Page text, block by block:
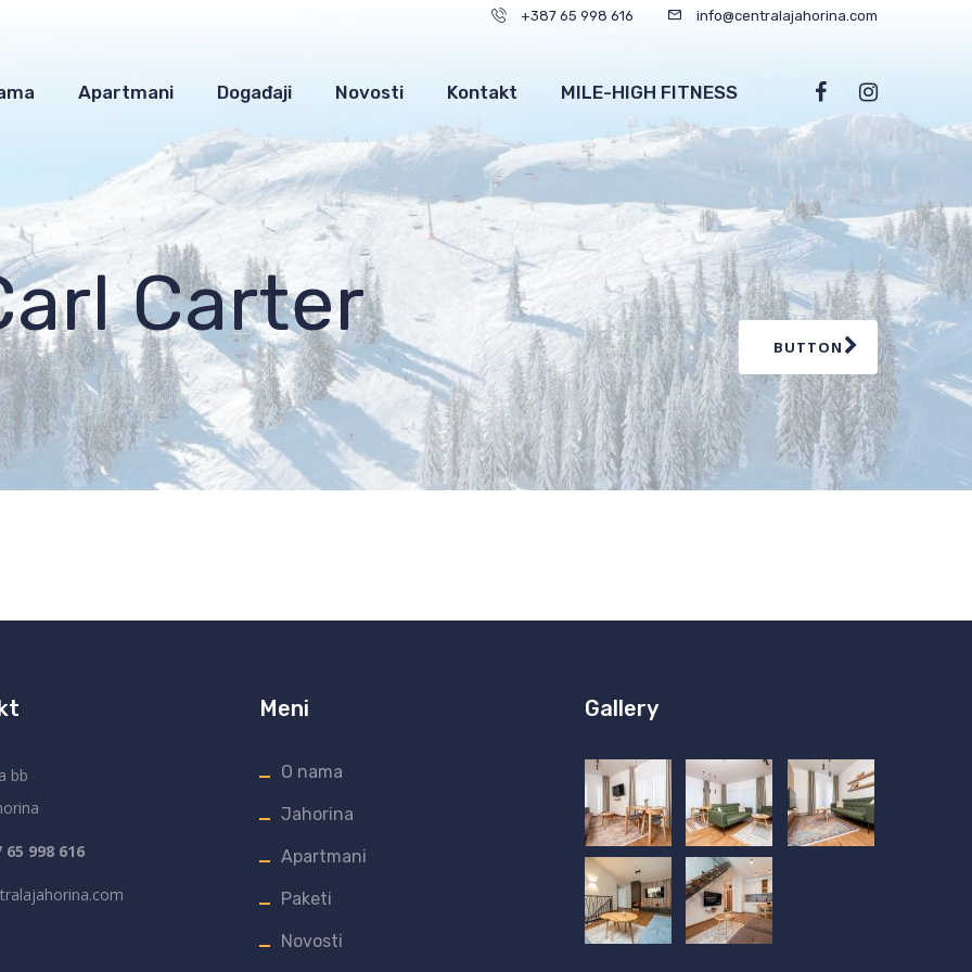
+387 65 998 616 info@centralajahorina.com
Apartmani Događaji Novosti Kontakt MILE-HIGH FITNESS
Carter BUTTON
bb
65 998 616
Meni
O nama
Jahorina
Apartmani
Paketi
Novosti
Gallery